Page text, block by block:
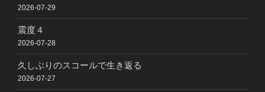
2026-07-29
震度４
2026-07-28
久しぶりのスコールで生き返る
2026-07-27